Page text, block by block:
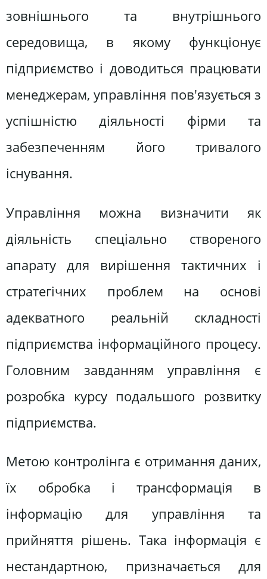
зовнішнього та внутрішнього
середовища, в якому функціонує
підприємство і доводиться працювати
менеджерам, управління пов'язується з
успішністю діяльності фірми та
забезпеченням його тривалого
існування.
Управління можна визначити як
діяльність спеціально створеного
апарату для вирішення тактичних і
стратегічних проблем на основі
адекватного реальній складності
підприємства інформаційного процесу.
Головним завданням управління є
розробка курсу подальшого розвитку
підприємства.
Метою контролінга є отримання даних,
їх обробка і трансформація в
інформацію для управління та
прийняття рішень. Така інформація є
нестандартною, призначається для